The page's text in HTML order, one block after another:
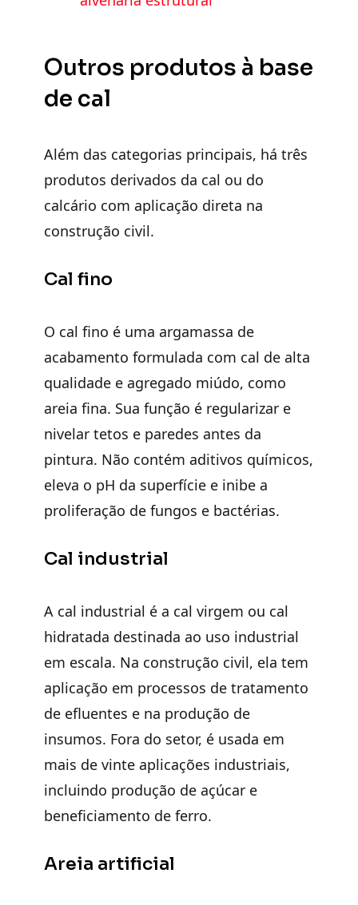
Outros produtos à base
de cal
Além das categorias principais, há três
produtos derivados da cal ou do
calcário com aplicação direta na
construção civil.
Cal fino
O cal fino é uma argamassa de
acabamento formulada com cal de alta
qualidade e agregado miúdo, como
areia fina. Sua função é regularizar e
nivelar tetos e paredes antes da
pintura. Não contém aditivos químicos,
eleva o pH da superfície e inibe a
proliferação de fungos e bactérias.
Cal industrial
A cal industrial é a cal virgem ou cal
hidratada destinada ao uso industrial
em escala. Na construção civil, ela tem
aplicação em processos de tratamento
de efluentes e na produção de
insumos. Fora do setor, é usada em
mais de vinte aplicações industriais,
incluindo produção de açúcar e
beneficiamento de ferro.
Areia artificial